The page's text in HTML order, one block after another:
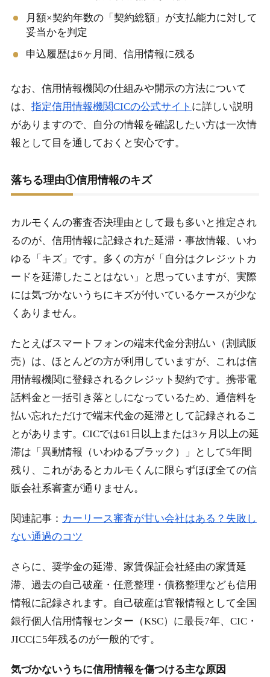
月額×契約年数の「契約総額」が支払能力に対して
妥当かを判定
申込履歴は6ヶ月間、信用情報に残る
なお、信用情報機関の仕組みや開示の方法について
は、 指定信用情報機関CICの公式サイト に詳しい説明
がありますので、自分の情報を確認したい方は一次情
報として目を通しておくと安心です。
落ちる理由①信用情報のキズ
カルモくんの審査否決理由として最も多いと推定され
るのが、信用情報に記録された延滞・事故情報、いわ
ゆる「キズ」です。多くの方が「自分はクレジットカ
ードを延滞したことはない」と思っていますが、実際
には気づかないうちにキズが付いているケースが少な
くありません。
たとえばスマートフォンの端末代金分割払い（割賦販
売）は、ほとんどの方が利用していますが、これは信
用情報機関に登録されるクレジット契約です。携帯電
話料金と一括引き落としになっているため、通信料を
払い忘れただけで端末代金の延滞として記録されるこ
とがあります。CICでは61日以上または3ヶ月以上の延
滞は「異動情報（いわゆるブラック）」として5年間
残り、これがあるとカルモくんに限らずほぼ全ての信
販会社系審査が通りません。
関連記事： カーリース審査が甘い会社はある？失敗し
ない通過のコツ
さらに、奨学金の延滞、家賃保証会社経由の家賃延
滞、過去の自己破産・任意整理・債務整理なども信用
情報に記録されます。自己破産は官報情報として全国
銀行個人信用情報センター（KSC）に最長7年、CIC・
JICCに5年残るのが一般的です。
気づかないうちに信用情報を傷つける主な原因